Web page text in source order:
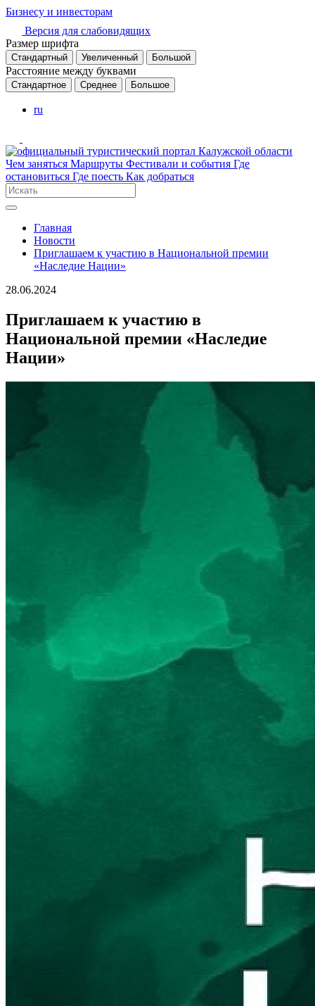
Бизнесу и инвесторам
Версия для слабовидящих
Размер шрифта
Стандартный Увеличенный Большой
Расстояние между буквами
Стандартное Среднее Большое
ru
Чем заняться Маршруты Фестивали и события Где
остановиться Где поесть Как добраться
Главная
Новости
Приглашаем к участию в Национальной премии
«Наследие Нации»
28.06.2024
Приглашаем к участию в
Национальной премии «Наследие
Нации»